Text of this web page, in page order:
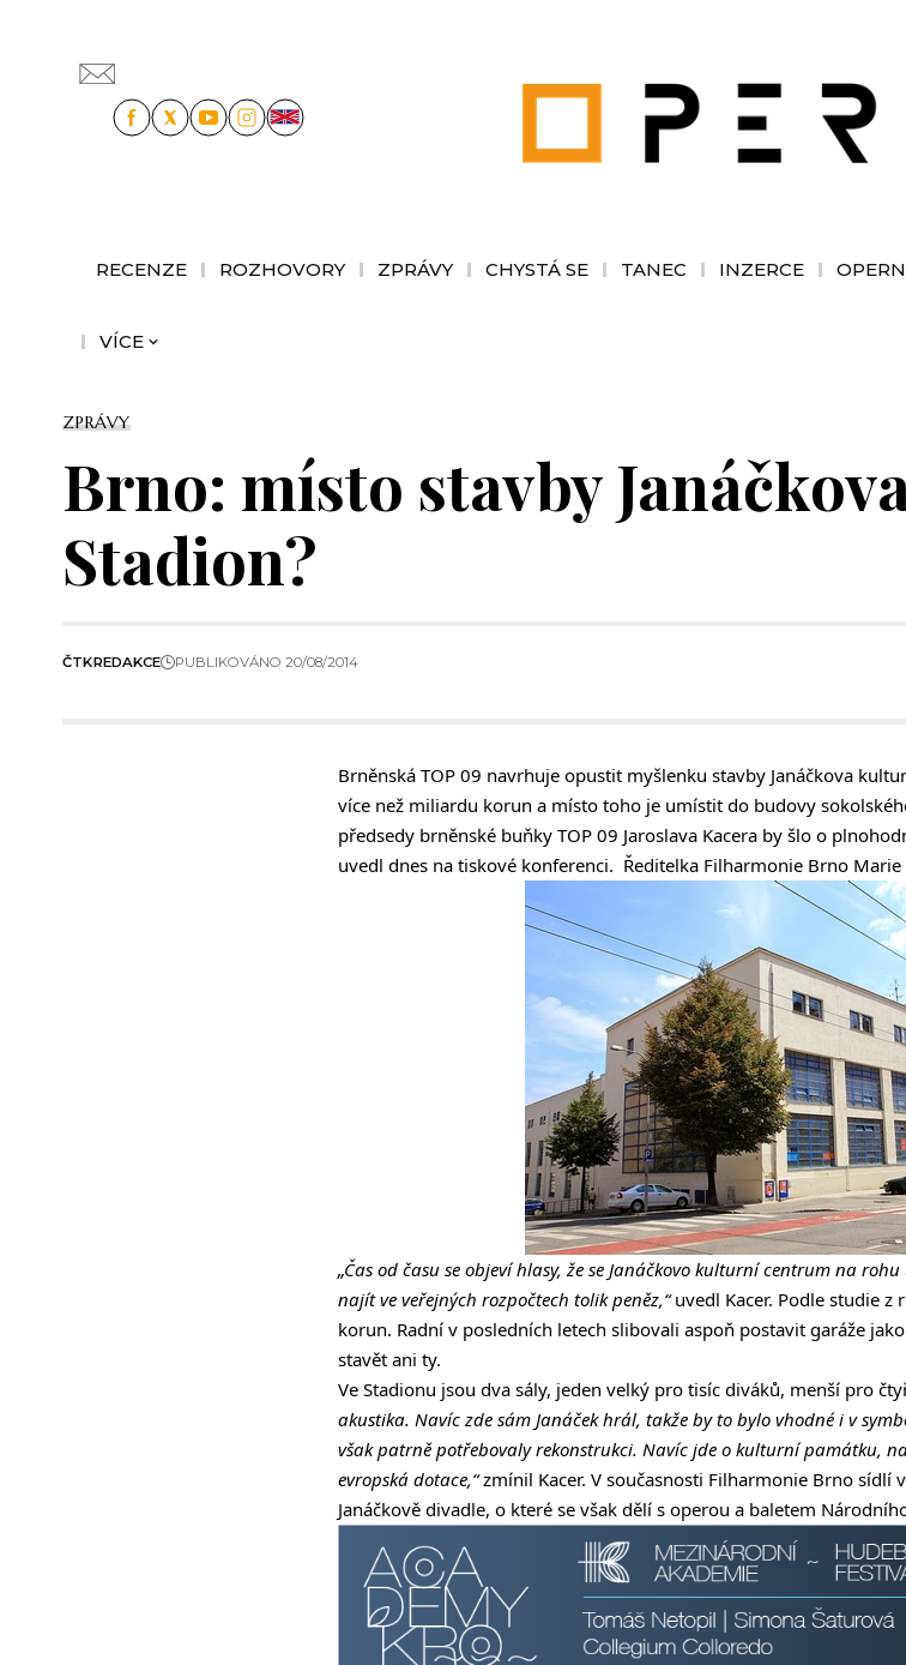
RECENZE ROZHOVORY ZPRÁVY CHYSTÁ SE TANEC INZERCE
VÍCE
ZPRÁVY
Brno: místo stavby
Stadion?
ČTKREDAKCE PUBLIKOVÁNO 20/08/2014
Brněnská TOP 09 navrhuje opustit myšlenku stavby Janáčkova
více než miliardu korun a místo toho je umístit do budovy
předsedy brněnské buňky TOP 09 Jaroslava Kacera by šlo o
uvedl dnes na tiskové konferenci. Ředitelka Filharmonie Brno
„Čas od času se objeví hlasy, že se Janáčkovo kulturní centrum na
najít ve veřejných rozpočtech tolik peněz,“uvedl Kacer. Podle studie
korun. Radní v posledních letech slibovali aspoň postavit garáže
stavět ani ty.
Ve Stadionu jsou dva sály, jeden velký pro tisíc diváků, menší pro
akustika. Navíc zde sám Janáček hrál, takže by to bylo vhodné i v
však patrně potřebovaly rekonstrukci. Navíc jde o kulturní památku,
evropská dotace,“zmínil Kacer. V současnosti Filharmonie Brno sídlí
Janáčkově divadle, o které se však dělí s operou a baletem